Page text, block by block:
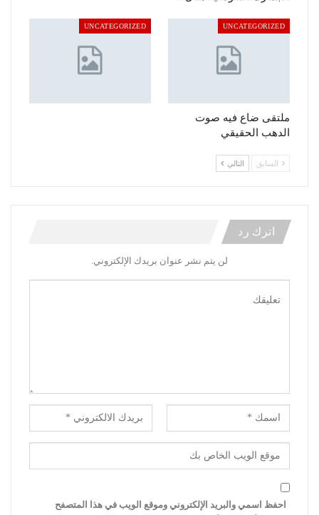
UNCATEGORIZED
ملتقى ضاع فيه صوت
الدهب الحقيقي
UNCATEGORIZED
السابق التالي
اترك رد
لن يتم نشر عنوان بريدك الإلكتروني.
احفظ اسمي والبريد الإلكتروني وموقع الويب في هذا المتصفح